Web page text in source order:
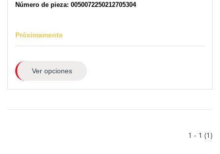
Número de pieza: 0050072250212705304
Próximamente
Ver opciones
1 - 1 (1)